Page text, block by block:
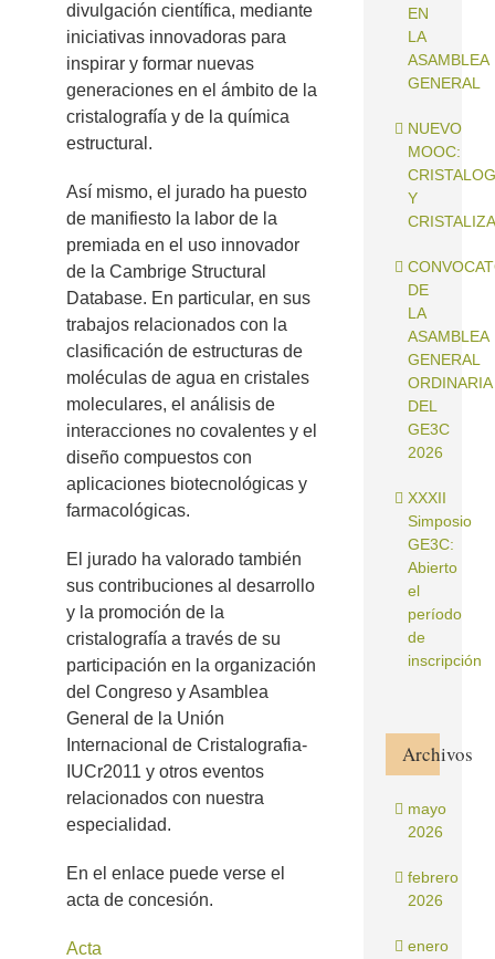
divulgación científica, mediante
iniciativas innovadoras para
inspirar y formar nuevas
generaciones en el ámbito de la
cristalografía y de la química
estructural.
Así mismo, el jurado ha puesto
de manifiesto la labor de la
premiada en el uso innovador
de la Cambrige Structural
Database. En particular, en sus
trabajos relacionados con la
clasificación de estructuras de
moléculas de agua en cristales
moleculares, el análisis de
interacciones no covalentes y el
diseño compuestos con
aplicaciones biotecnológicas y
farmacológicas.
El jurado ha valorado también
sus contribuciones al desarrollo
y la promoción de la
cristalografía a través de su
participación en la organización
del Congreso y Asamblea
General de la Unión
Internacional de Cristalografia-
IUCr2011 y otros eventos
relacionados con nuestra
especialidad.
En el enlace puede verse el
acta de concesión.
Acta
EN
LA
ASAMBLEA
GENERAL
NUEVO
MOOC:
Y
DE
LA
ASAMBLEA
GENERAL
ORDINARIA
DEL
GE3C
2026
XXXII
Simposio
GE3C:
Abierto
el
período
de
inscripción
Archivos
mayo
2026
febrero
2026
enero